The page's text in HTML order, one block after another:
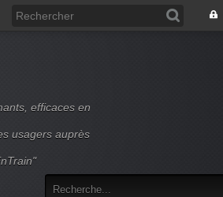
efficaces en
usagers auprès